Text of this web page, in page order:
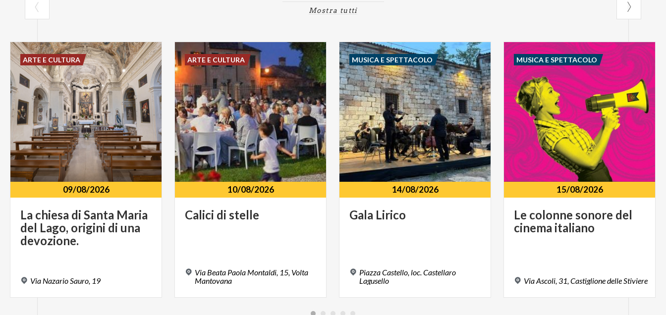
Mostra tutti
09/08/2026
La chiesa di Santa Maria
del Lago, origini di una
devozione.
Via NazarioSauro, 19
ARTE E CULTURA
10/08/2026
Calici di stelle
Via Beata Paola Montaldi, 15, Volta
Mantovana
ARTE E CULTURA
14/08/2026
Gala Lirico
Piazza Castello, loc. Castellaro
Lagusello
MUSICA E SPETTACOLO
15/08/2026
Le colonne sonore del
cinema italiano
ViaAscoli,31,CastiglionedelleStiviere
MUSICA E SPETTACOLO